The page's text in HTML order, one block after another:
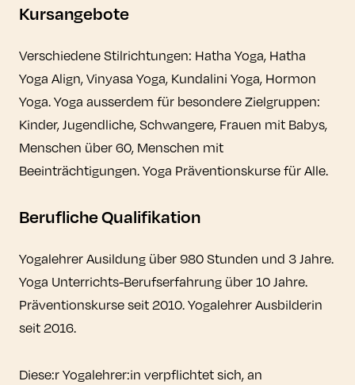
Kursangebote
Verschiedene Stilrichtungen: Hatha Yoga, Hatha
Yoga Align, Vinyasa Yoga, Kundalini Yoga, Hormon
Yoga. Yoga ausserdem für besondere Zielgruppen:
Kinder, Jugendliche, Schwangere, Frauen mit Babys,
Menschen über 60, Menschen mit
Beeinträchtigungen. Yoga Präventionskurse für Alle.
Berufliche Qualifikation
Yogalehrer Ausildung über 980 Stunden und 3 Jahre.
Yoga Unterrichts-Berufserfahrung über 10 Jahre.
Präventionskurse seit 2010. Yogalehrer Ausbilderin
seit 2016.
Diese:r Yogalehrer:in verpflichtet sich, an